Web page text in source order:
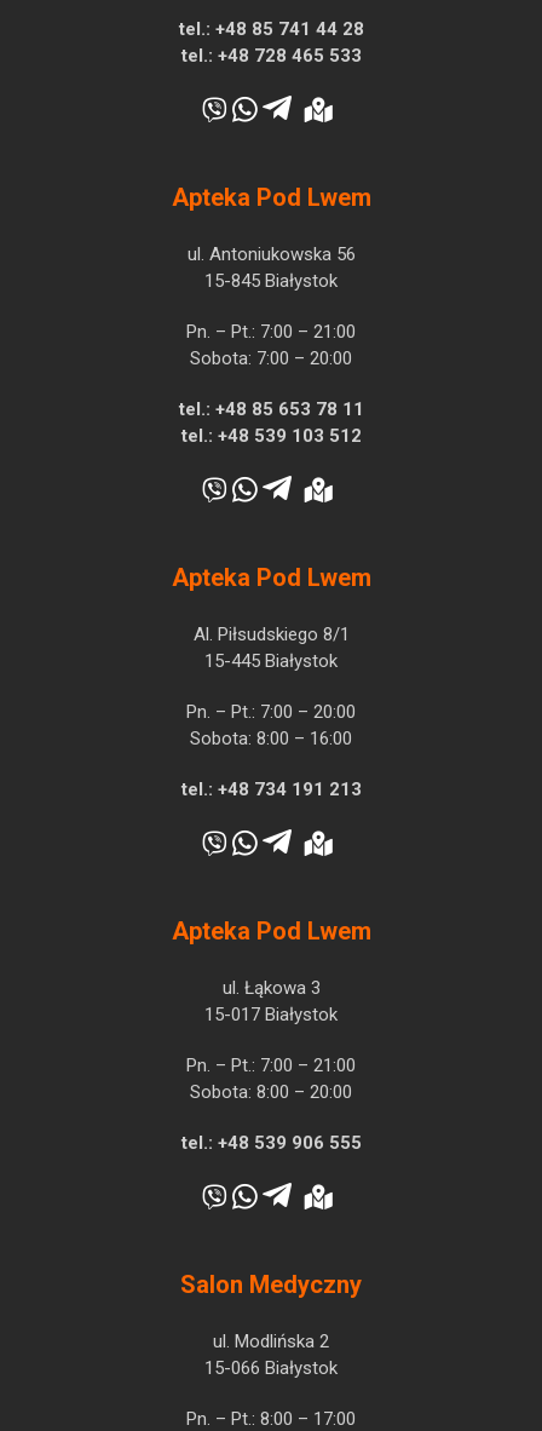
tel.: +48 85 741 44 28
tel.: +48 728 465 533
Apteka Pod Lwem
ul. Antoniukowska 56
15-845 Białystok
Pn. – Pt.: 7:00 – 21:00
Sobota: 7:00 – 20:00
tel.: +48 85 653 78 11
tel.: +48 539 103 512
Apteka Pod Lwem
Al. Piłsudskiego 8/1
15-445 Białystok
Pn. – Pt.: 7:00 – 20:00
Sobota: 8:00 – 16:00
tel.: +48 734 191 213
Apteka Pod Lwem
ul. Łąkowa 3
15-017 Białystok
Pn. – Pt.: 7:00 – 21:00
Sobota: 8:00 – 20:00
tel.: +48 539 906 555
Salon Medyczny
ul. Modlińska 2
15-066 Białystok
Pn. – Pt.: 8:00 – 17:00